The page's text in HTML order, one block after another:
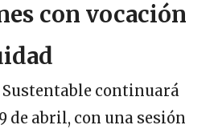
con vocación
Sustentable continuará
de abril, con una sesión